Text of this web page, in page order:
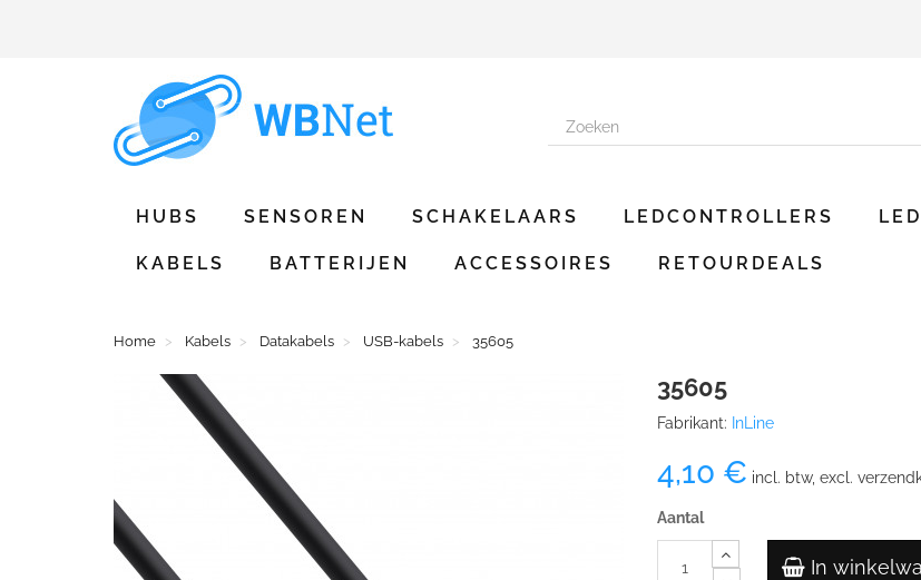
HUBS SENSOREN SCHAKELAARS LEDCONTROLLERS
KABELS BATTERIJEN ACCESSOIRES RETOURDEALS
Home Kabels Datakabels USB-kabels 35605
35605
Fabrikant: InLine
4,10 € incl. btw, excl.
Aantal
In